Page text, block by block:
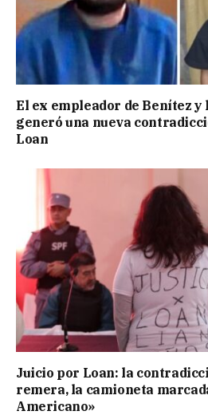
El ex empleador de Benítez y
generó una nueva
Loan
Juicio por Loan: la
remera, la camioneta
Americano»